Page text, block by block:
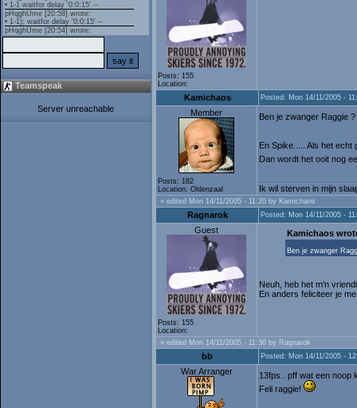
Teamspeak
Server unreachable
Posts: 155
Location:
Kamichaos Posted: Mon 14/11/2005 -
Member
Posts: 182
Location: Oldenzaal
Ben je zwanger Raggie ?
En Spike..... Als het
Dan wordt het ooit nog
Ik wil sterven in mijn
» edited Mon 14/11/2005 - 11:20 by Kamichaos
Ragnarok Posted: Mon 14/11/2005 -
Guest
Posts: 155
Location:
Kamichaos
Ben je zwanger
Neuh, heb het m'n
En anders feliciteer je
» edited Mon 14/11/2005 - 11:36 by Ragnarok
bb Posted: Mon 14/11/2005 -
War Arranger
13fps.. pff wat een noop
Feli raggie!